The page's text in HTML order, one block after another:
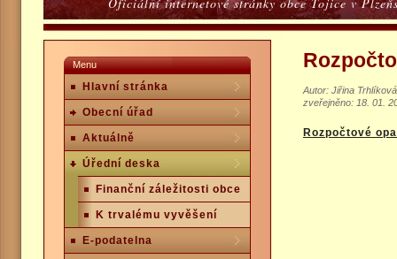
Autor: Jiřina Trhlíková
zveřejněno: 18. 01.
Rozpočtové
Menu
Hlavní stránka
Obecní úřad
Aktuálně
Úřední deska
Finanční záležitosti obce
K trvalému vyvěšení
E-podatelna